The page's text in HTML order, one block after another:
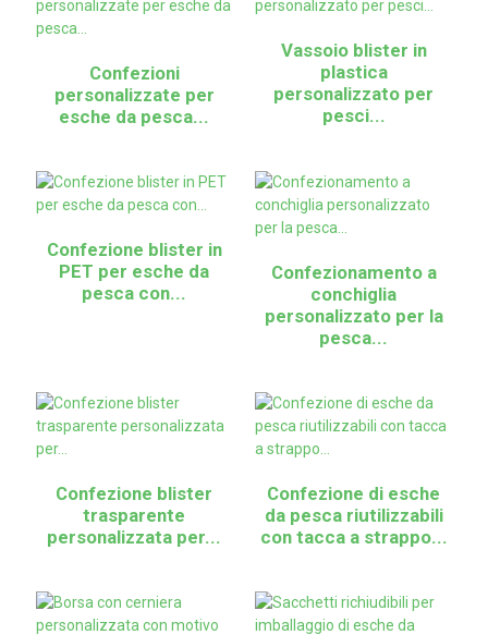
Confezioni
personalizzate per
esche da pesca...
Vassoio blister in
plastica
personalizzato per
pesci...
Confezione blister in
PET per esche da
pesca con...
Confezionamento a
conchiglia
personalizzato per la
pesca...
Confezione blister
trasparente
personalizzata per...
Confezione di esche
da pesca riutilizzabili
con tacca a strappo...